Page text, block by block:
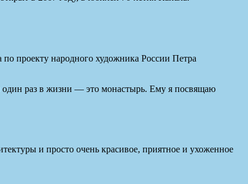
проекту народного художника России Петра
один раз в жизни — это монастырь. Ему я посвящаю
и просто очень красивое, приятное и ухоженное